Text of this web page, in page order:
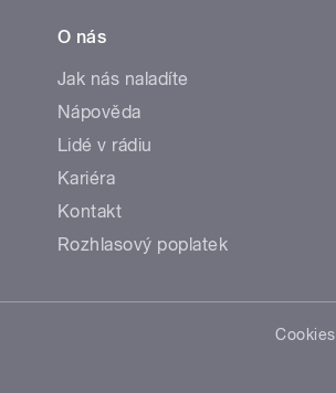
O nás
Jak nás naladíte
Nápověda
Lidé v rádiu
Kariéra
Kontakt
Rozhlasový poplatek
Cookies